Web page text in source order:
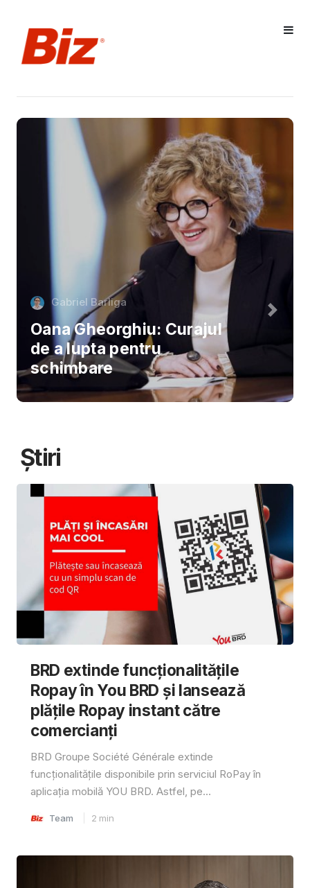
Gabriel Barliga
Oana Gheorghiu: Curajul
de a lupta pentru
schimbare
Știri
BRD extinde funcționalitățile
Ropay în You BRD și lansează
plățile Ropay instant către
comercianți
BRD Groupe Société Générale extinde
funcționalitățile disponibile prin serviciul RoPay în
aplicația mobilă YOU BRD. Astfel, pe...
Team 2 min